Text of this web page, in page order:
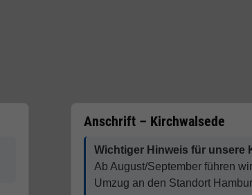
Anschrift – Kirchwalsede
Wichtiger Hinweis für unsere
Ab August/September führen
Umzug an den Standort